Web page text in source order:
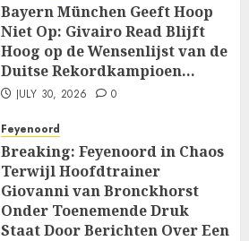
Bayern München Geeft Hoop
Niet Op: Givairo Read Blijft
Hoog op de Wensenlijst van de
Duitse Rekordkampioen…
JULY 30, 2026 0
Feyenoord
Breaking: Feyenoord in Chaos
Terwijl Hoofdtrainer
Giovanni van Bronckhorst
Onder Toenemende Druk
Staat Door Berichten Over Een